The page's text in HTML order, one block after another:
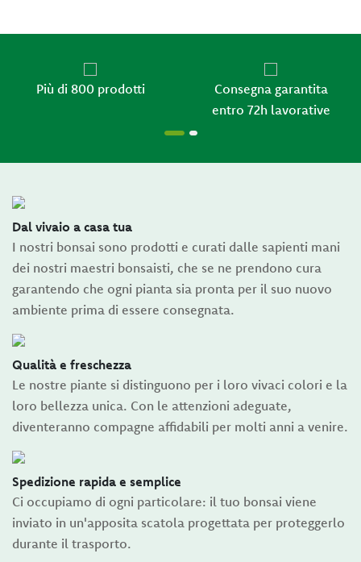
800 prodotti
Consegna garantita
entro 72h lavorative
Dal vivaio a casa tua
I nostri bonsai sono prodotti e curati dalle sapienti mani
dei nostri maestri bonsaisti, che se ne prendono cura
garantendo che ogni pianta sia pronta per il suo nuovo
ambiente prima di essere consegnata.
Qualità e freschezza
Le nostre piante si distinguono per i loro vivaci colori e la
loro bellezza unica. Con le attenzioni adeguate,
diventeranno compagne affidabili per molti anni a venire.
Spedizione rapida e semplice
Ci occupiamo di ogni particolare: il tuo bonsai viene
inviato in un'apposita scatola progettata per proteggerlo
durante il trasporto.